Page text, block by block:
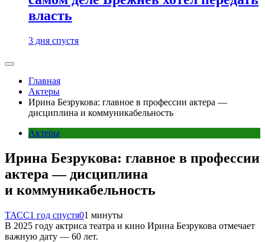
власть
3 дня спустя
Главная
Актеры
Ирина Безрукова: главное в профессии актера —
дисциплина и коммуникабельность
Актеры
Ирина Безрукова: главное в профессии
актера — дисциплина
и коммуникабельность
ТАСС1 год спустя01 минуты
В 2025 году актриса театра и кино Ирина Безрукова отмечает
важную дату — 60 лет.